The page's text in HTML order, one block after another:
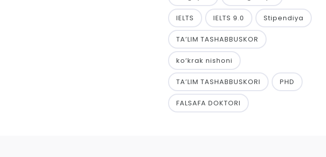
IELTS IELTS 9.0 Stipendiya
TA’LIM TASHABBUSKOR
ko‘krak nishoni
TA’LIM TASHABBUSKORI PHD
FALSAFA DOKTORI